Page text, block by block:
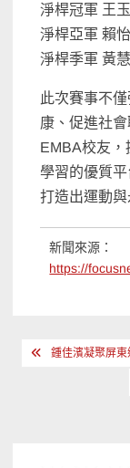
淨桿冠軍 王
淨桿亞軍 賴
淨桿季軍 黃
此次賽事不
康、促進社
EMBA校友，
學習的優質
打造出運動
新聞來源：
https://
文 鍾佳濱凝聚屏